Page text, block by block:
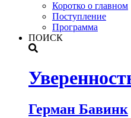
Коротко о главном
Поступление
Программа
ПОИСК
Герман Бавинк